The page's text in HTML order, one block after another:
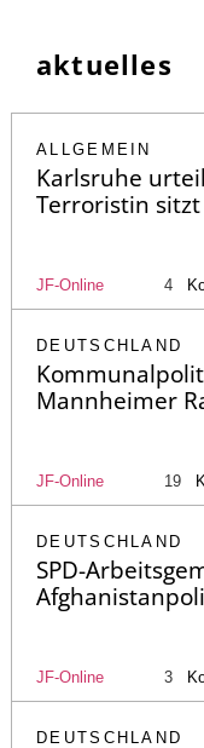
aktuelles
ALLGEMEIN
Karlsruhe
Terroristin
JF-Online 4
DEUTSCHLAND
Mannheimer
JF-Online 19
DEUTSCHLAND
SPD-
JF-Online 3
DEUTSCHLAND